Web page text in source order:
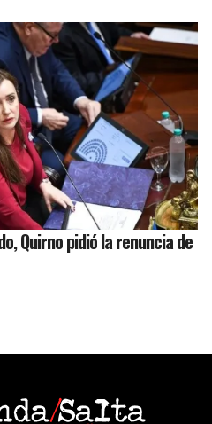
Quirno pidió la renuncia de